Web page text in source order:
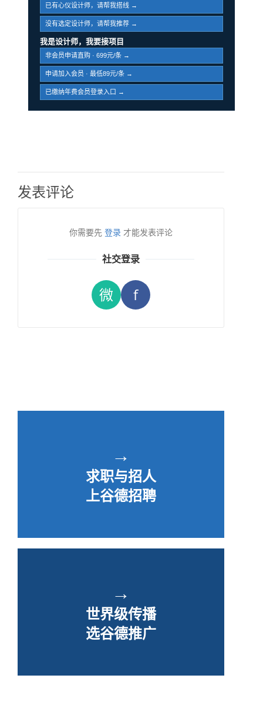
已有心仪设计师，请帮我搭线 →
没有选定设计师，请帮我推荐 →
我是设计师，我要接项目
非会员申请直购 · 699元/条 →
申请加入会员 · 最低89元/条 →
已缴纳年费会员登录入口 →
发表评论
你需要先 登录 才能发表评论
社交登录
微 f
→
求职与招人
上谷德招聘
→
世界级传播
选谷德推广